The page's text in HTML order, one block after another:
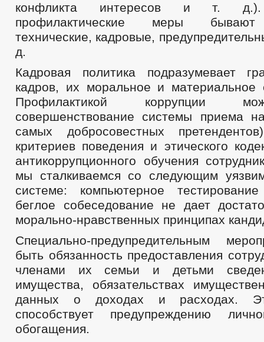
конфликта интересов и т. д.).
профилактические меры бывают
технические, кадровые,
д.
Кадровая политика подразумевает
кадров, их моральное и материальное
Профилактикой коррупции
совершенствование системы приема
самых добросовестных
критериев поведения и этического
антикоррупционного обучения
мы сталкиваемся со следующим
системе: компьютерное
беглое собеседование не дает
морально-нравственных принципах
Специально-предупредительным
быть обязанность предоставления
членами их семьи и детьми
имущества, обязательствах
данных о доходах и расходах.
способствует предупреждению
обогащения.